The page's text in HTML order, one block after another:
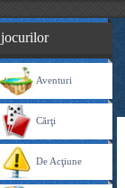
Aventuri
Cărţi
De Acţiune